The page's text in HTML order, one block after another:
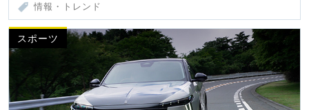
情報・トレンド
スポーツ